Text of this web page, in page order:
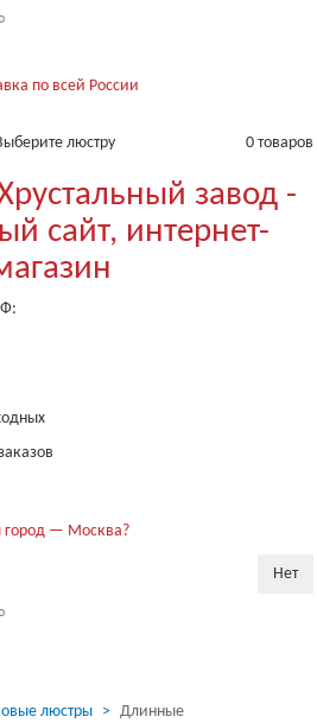
по всей России
0 товаров
люстру
завод -
сайт, интернет-
город — Москва?
Нет
люстры Длинные